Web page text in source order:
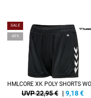
SALE
-60%
UVP 22,95 € | 9,18€